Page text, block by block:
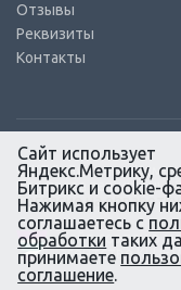
Отзывы
Реквизиты
Контакты
© КТС-Дизель –
Все права защищены,
Согласие на
Сайт создан в
агентстве
Сайт использует
Яндекс.Метрику,
Битрикс и cookie-
Нажимая кнопку
соглашаетесь с
обработки таких
принимаете
соглашение.